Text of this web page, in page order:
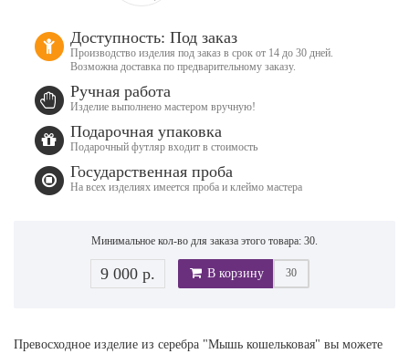
Доступность: Под заказ
Производство изделия под заказ в срок от 14 до 30 дней.
Возможна доставка по предварительному заказу.
Ручная работа
Изделие выполнено мастером вручную!
Подарочная упаковка
Подарочный футляр входит в стоимость
Государственная проба
На всех изделиях имеется проба и клеймо мастера
Минимальное кол-во для заказа этого товара: 30.
9 000 р. В корзину
Превосходное изделие из серебра "Мышь кошельковая" вы можете